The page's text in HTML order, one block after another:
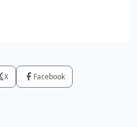
X Facebook